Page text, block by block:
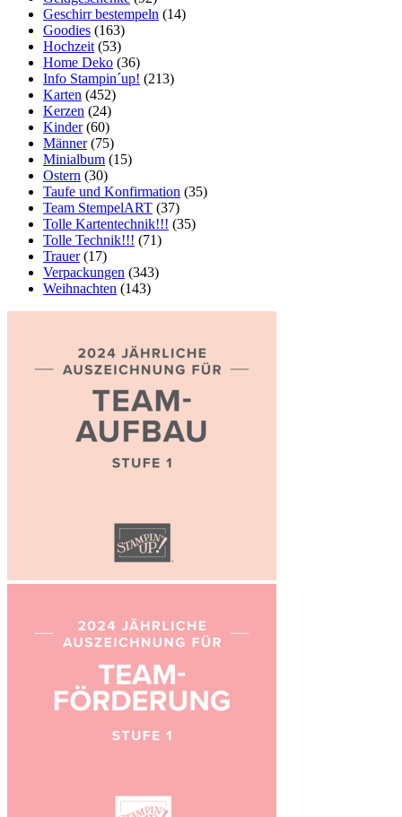
Geschirr bestempeln (14)
Goodies (163)
Hochzeit (53)
Home Deko (36)
Info Stampin´up! (213)
Karten (452)
Kerzen (24)
Kinder(60)
Männer(75)
Minialbum (15)
Ostern (30)
Taufe und Konfirmation (35)
Team StempelART (37)
Tolle Kartentechnik!!! (35)
Tolle Technik!!! (71)
Trauer(17)
Verpackungen (343)
Weihnachten (143)